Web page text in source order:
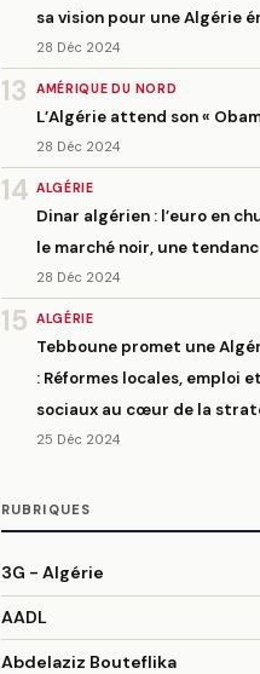
sa vision pour une Algérie
28 Déc 2024
13 AMÉRIQUE DU NORD
L’Algérie attend son «
28 Déc 2024
14 ALGÉRIE
Dinar algérien : l’euro en
le marché noir, une
28 Déc 2024
15 ALGÉRIE
Tebboune promet une
: Réformes locales, emploi
sociaux au cœur de la
25 Déc 2024
RUBRIQUES
3G - Algérie
AADL
Abdelaziz Bouteflika